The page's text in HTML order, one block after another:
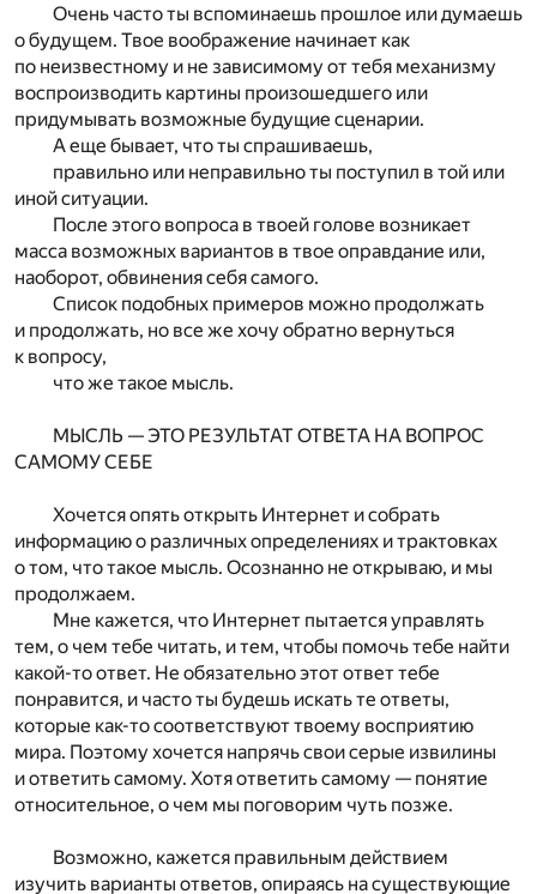
Очень часто ты вспоминаешь прошлое или думаешь
о будущем. Твое воображение начинает как
по неизвестному и не зависимому от тебя механизму
воспроизводить картины произошедшего или
придумывать возможные будущие сценарии.
А еще бывает, что ты спрашиваешь,
правильно или неправильно ты поступил в той или
иной ситуации.
После этого вопроса в твоей голове возникает
масса возможных вариантов в твое оправдание или,
наоборот, обвинения себя самого.
Список подобных примеров можно продолжать
и продолжать, но все же хочу обратно вернуться
к вопросу,
что же такое мысль.
МЫСЛЬ — ЭТО РЕЗУЛЬТАТ ОТВЕТА НА ВОПРОС
САМОМУ СЕБЕ
Хочется опять открыть Интернет и собрать
информацию о различных определениях и трактовках
о том, что такое мысль. Осознанно не открываю, и мы
продолжаем.
Мне кажется, что Интернет пытается управлять
тем, о чем тебе читать, и тем, чтобы помочь тебе найти
какой-то ответ. Не обязательно этот ответ тебе
понравится, и часто ты будешь искать те ответы,
которые как-то соответствуют твоему восприятию
мира. Поэтому хочется напрячь свои серые извилины
и ответить самому. Хотя ответить самому — понятие
относительное, о чем мы поговорим чуть позже.
Возможно, кажется правильным действием
изучить варианты ответов, опираясь на существующие